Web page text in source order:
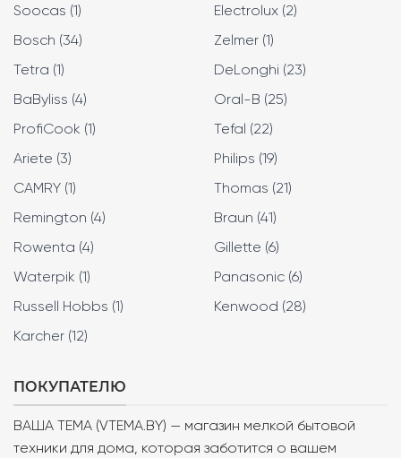
Soocas (1) Electrolux (2)
Bosch (34) Zelmer (1)
Tetra (1) DeLonghi (23)
BaByliss (4) Oral-B (25)
ProfiCook (1) Tefal (22)
Ariete (3) Philips (19)
CAMRY (1) Thomas (21)
Remington (4) Braun (41)
Rowenta (4) Gillette (6)
Waterpik (1) Panasonic (6)
Russell Hobbs (1) Kenwood (28)
Karcher (12)
ПОКУПАТЕЛЮ
ВАША ТЕМА (VTEMA.BY) — магазин мелкой бытовой
техники для дома, которая заботится о вашем